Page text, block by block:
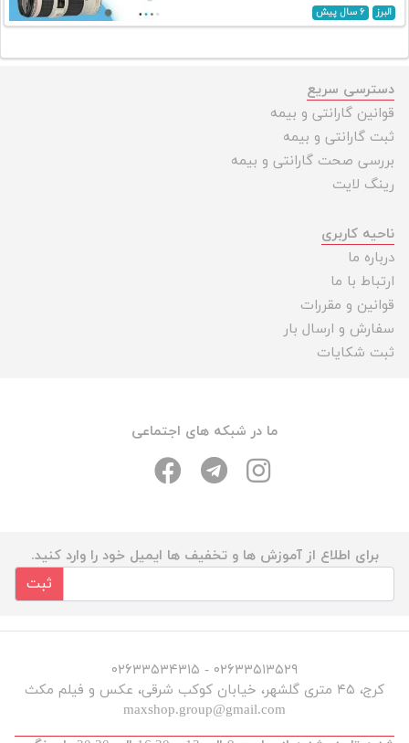
البرز ۶ سال پیش
دسترسی سریع
قوانین گارانتی و بیمه
ثبت گارانتی و بیمه
بررسی صحت گارانتی و بیمه
رینگ لایت
ناحیه کاربری
درباره ما
ارتباط با ما
قوانین و مقررات
سفارش و ارسال بار
ثبت شکایات
ما در شبکه های اجتماعی
برای اطلاع از آموزش ها و تخفیف ها ایمیل خود را وارد کنید.
ثبت
۰۲۶۳۳۵۱۳۵۲۹ - ۰۲۶۳۳۵۳۴۳۱۵
کرج، ۴۵ متری گلشهر، خیابان کوکب شرقی، عکس و فیلم مکث
maxshop.group@gmail.com